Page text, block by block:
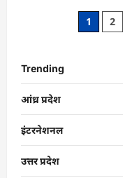
1 2
Trending
आंध्र प्रदेश
इंटरनेशनल
उत्तर प्रदेश